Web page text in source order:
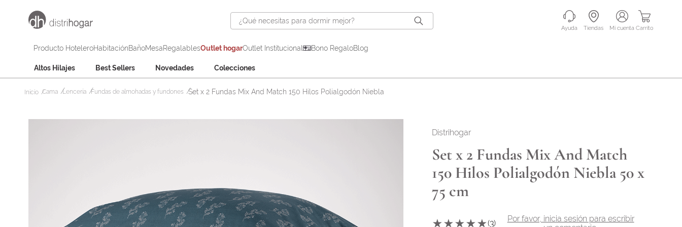
¿Qué necesitas para dormir mejor?
Ayuda Tiendas mi cuenta Carrito
Producto HoteleroHabitaciónBañoMesaRegalablesOutlet hogarOutlet Institucional Bono RegaloBlog
Altos Hilajes Best Sellers Novedades Colecciones
Cama Lencería Fundas de almohadas y fundones Set x 2 Fundas Mix And Match 150 Hilos Polialgodón Niebla
Distrihogar
Set x 2 Fundas Mix And Match
150 Hilos Polialgodón Niebla 50 x
75 cm
★★★★★(3)
Por favor, inicia sesión para escribir